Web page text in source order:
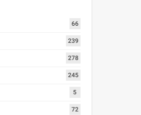
66
239
278
245
5
72